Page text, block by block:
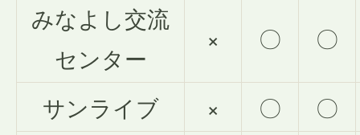
みなよし交流
センター
× 〇 〇
サンライブ × 〇
〇